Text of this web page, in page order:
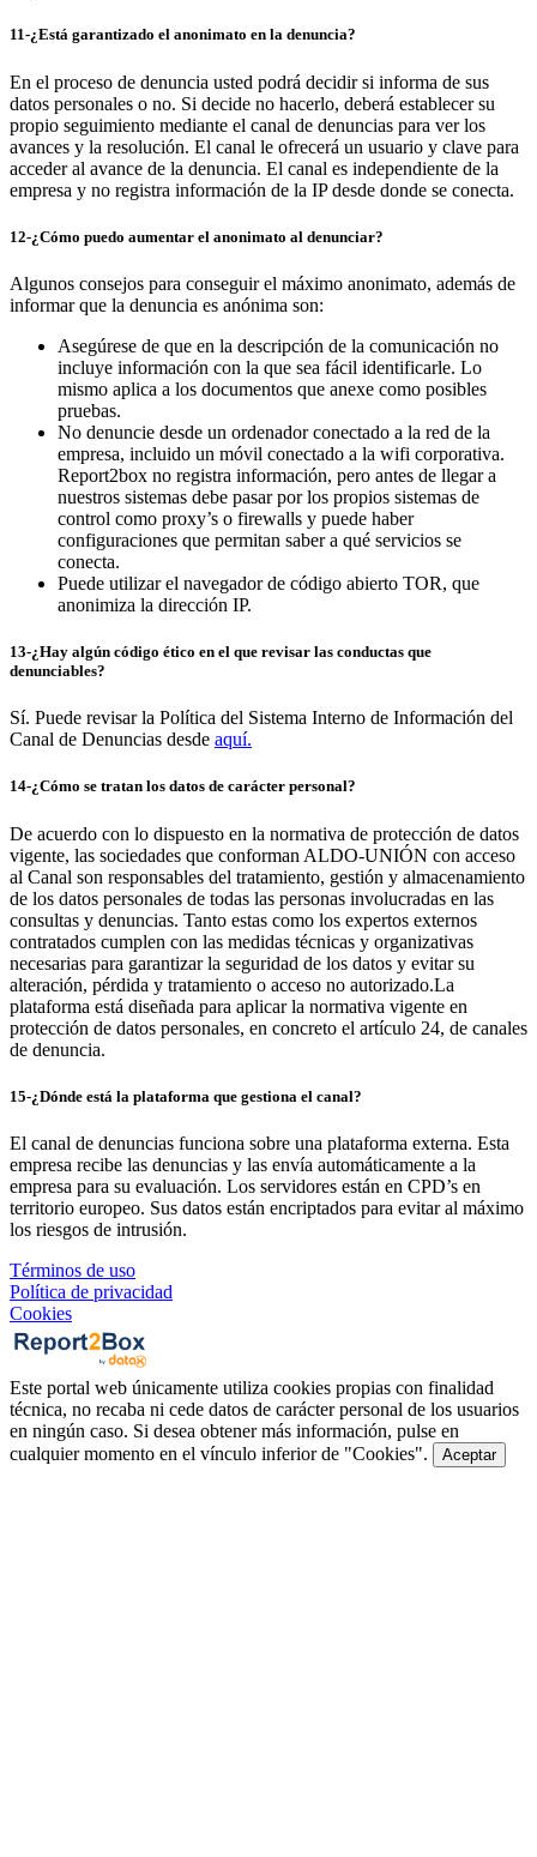
11-¿Está garantizado el anonimato en la denuncia?
En el proceso de denuncia usted podrá decidir si informa de sus
datos personales o no. Si decide no hacerlo, deberá establecer su
propio seguimiento mediante el canal de denuncias para ver los
avances y la resolución. El canal le ofrecerá un usuario y clave para
acceder al avance de la denuncia. El canal es independiente de la
empresa y no registra información de la IP desde donde se conecta.
12-¿Cómo puedo aumentar el anonimato al denunciar?
Algunos consejos para conseguir el máximo anonimato, además de
informar que la denuncia es anónima son:
Asegúrese de que en la descripción de la comunicación no
incluye información con la que sea fácil identificarle. Lo
mismo aplica a los documentos que anexe como posibles
pruebas.
No denuncie desde un ordenador conectado a la red de la
empresa, incluido un móvil conectado a la wifi corporativa.
Report2box no registra información, pero antes de llegar a
nuestros sistemas debe pasar por los propios sistemas de
control como proxy’s o firewalls y puede haber
configuraciones que permitan saber a qué servicios se
conecta.
Puede utilizar el navegador de código abierto TOR, que
anonimiza la dirección IP.
13-¿Hay algún código ético en el que revisar las conductas que
denunciables?
Sí. Puede revisar la Política del Sistema Interno de Información del
Canal de Denuncias desde aquí.
14-¿Cómo se tratan los datos de carácter personal?
De acuerdo con lo dispuesto en la normativa de protección de datos
vigente, las sociedades que conforman ALDO-UNIÓN con acceso
al Canal son responsables del tratamiento, gestión y almacenamiento
de los datos personales de todas las personas involucradas en las
consultas y denuncias. Tanto estas como los expertos externos
contratados cumplen con las medidas técnicas y organizativas
necesarias para garantizar la seguridad de los datos y evitar su
alteración, pérdida y tratamiento o acceso no autorizado.La
plataforma está diseñada para aplicar la normativa vigente en
protección de datos personales, en concreto el artículo 24, de canales
de denuncia.
15-¿Dónde está la plataforma que gestiona el canal?
El canal de denuncias funciona sobre una plataforma externa. Esta
empresa recibe las denuncias y las envía automáticamente a la
empresa para su evaluación. Los servidores están en CPD’s en
territorio europeo. Sus datos están encriptados para evitar al máximo
los riesgos de intrusión.
Términos de uso
Política de privacidad
Cookies
Este portal web únicamente utiliza cookies propias con finalidad
técnica, no recaba ni cede datos de carácter personal de los usuarios
en ningún caso. Si desea obtener más información, pulse en
cualquier momento en el vínculo inferior de "Cookies".
Aceptar